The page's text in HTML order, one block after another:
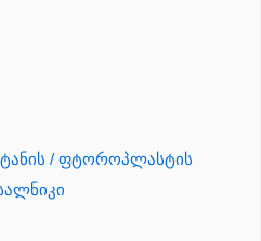
/ ფტოროპლასტის